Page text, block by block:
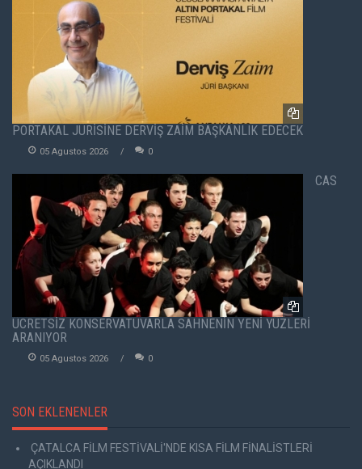
PORTAKAL JÜRİSİNE DERVİŞ ZAİM BAŞKANLIK EDECEK
05 Agustos 2026 0
CAS
ÜCRETSİZ KONSERVATUVARLA SAHNENİN YENİ YÜZLERİ
ARANIYOR
05 Agustos 2026 0
SON EKLENENLER
ÇATALCA FİLM FESTİVALİ'NDE KISA FİLM FİNALİSTLERİ
AÇIKLANDI